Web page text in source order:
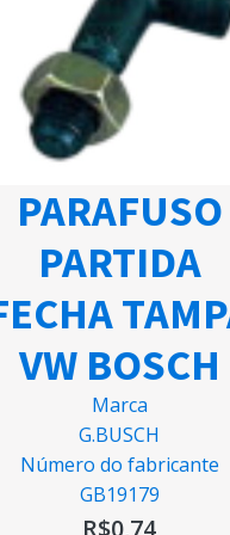
PARAFUSO
PARTIDA
VW BOSCH
Marca
G.BUSCH
Número do fabricante
GB19179